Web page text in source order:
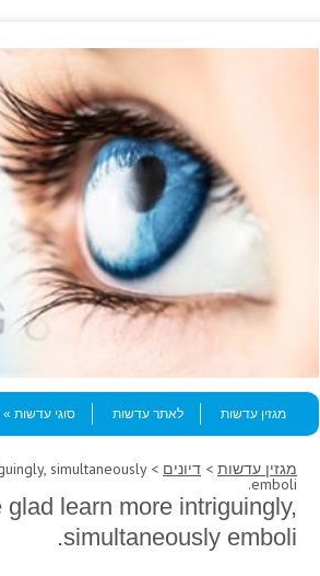
Menu
Skip to content
מגזין עדשות
לאתר עדשות סוגי עדשות
מגזין עדשות > דיונים simultaneously
emboli.
learn more intriguingly,
simultaneously emboli.